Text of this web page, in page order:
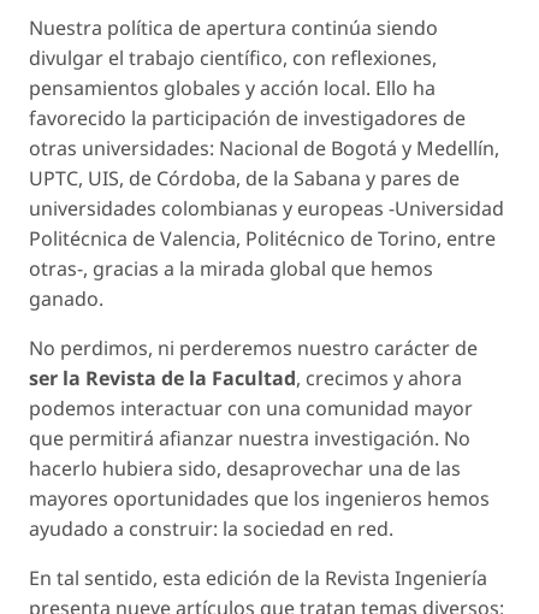
Nuestra política de apertura continúa siendo
divulgar el trabajo científico, con reflexiones,
pensamientos globales y acción local. Ello ha
favorecido la participación de investigadores de
otras universidades: Nacional de Bogotá y Medellín,
UPTC, UIS, de Córdoba, de la Sabana y pares de
universidades colombianas y europeas -Universidad
Politécnica de Valencia, Politécnico de Torino, entre
otras-, gracias a la mirada global que hemos
ganado.
No perdimos, ni perderemos nuestro carácter de
ser la Revista de la Facultad, crecimos y ahora
podemos interactuar con una comunidad mayor
que permitirá afianzar nuestra investigación. No
hacerlo hubiera sido, desaprovechar una de las
mayores oportunidades que los ingenieros hemos
ayudado a construir: la sociedad en red.
En tal sentido, esta edición de la Revista Ingeniería
presenta nueve artículos que tratan temas diversos: